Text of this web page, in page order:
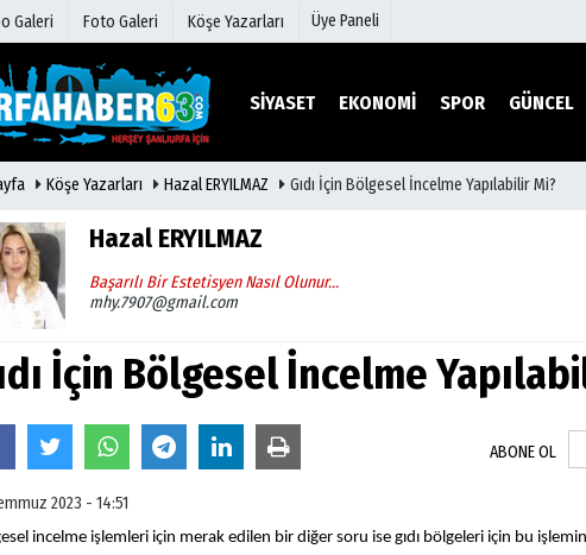
Galeri Foto Galeri Köşe Yazarları Üye Paneli
SİYASET EKONOMİ SPOR GÜNCEL
Hava Durumu
Gazete Manşetleri
Biyografiler
Köşe Yazarları Hazal ERYILMAZ Gıdı İçin Bölgesel İncelme Yapılabilir Mi?
Hazal ERYILMAZ
Başarılı Bir Estetisyen Nasıl Olunur…
mhy.7907@gmail.com
İçin Bölgesel İncelme
ABONE OL
2023 - 14:51
incelme işlemleri için merak edilen bir diğer soru ise gıdı bölgeleri için bu